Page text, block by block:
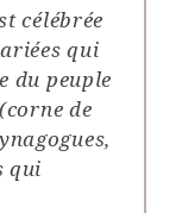
célébrée
qui
du peuple
de
qui